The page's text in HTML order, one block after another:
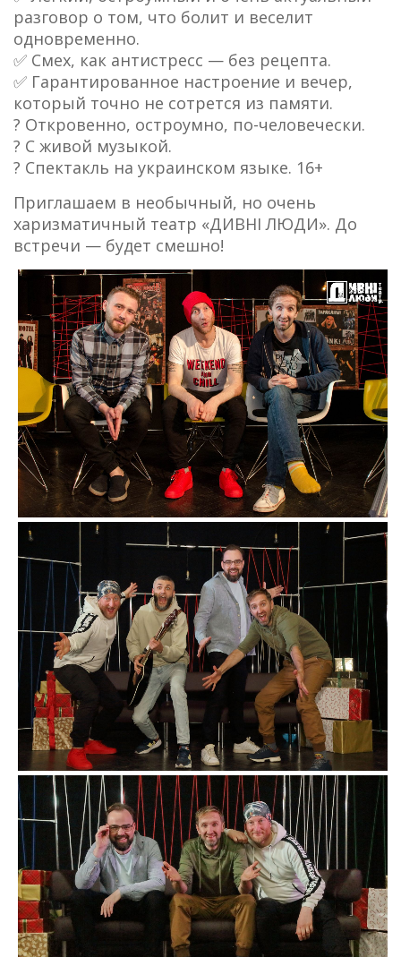
разговор о том, что болит и веселит
одновременно.
✅ Смех, как антистресс — без рецепта.
✅ Гарантированное настроение и вечер,
который точно не сотрется из памяти.
? Откровенно, остроумно, по-человечески.
? С живой музыкой.
? Спектакль на украинском языке. 16+
Приглашаем в необычный, но очень
харизматичный театр «ДИВНІ ЛЮДИ». До
встречи — будет смешно!